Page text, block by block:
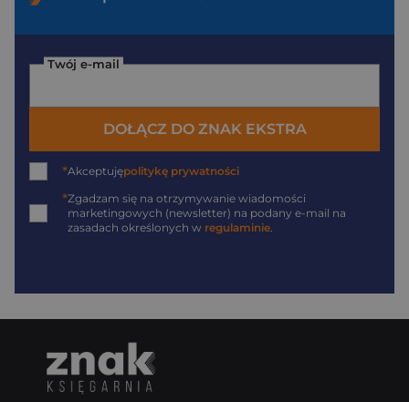
Twój e-mail
DOŁĄCZ DO ZNAK EKSTRA
*Akceptujępolitykę prywatności
*Zgadzam się na otrzymywanie wiadomości
marketingowych (newsletter) na podany e-mail na
zasadach określonych w regulaminie